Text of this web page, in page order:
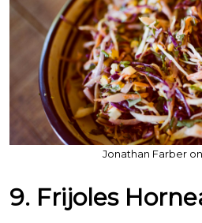
Jonathan Farber
9. Frijoles